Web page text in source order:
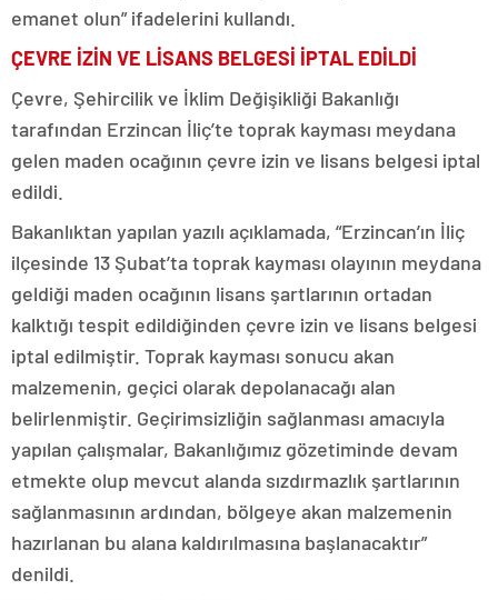
emanet olun” ifadelerini kullandı.
ÇEVRE İZİN VE LİSANS BELGESİ İPTAL EDİLDİ
Çevre, Şehircilik ve İklim Değişikliği Bakanlığı
tarafından Erzincan İliç’te toprak kayması meydana
gelen maden ocağının çevre izin ve lisans belgesi iptal
edildi.
Bakanlıktan yapılan yazılı açıklamada, “Erzincan’ın İliç
ilçesinde 13 Şubat’ta toprak kayması olayının meydana
geldiği maden ocağının lisans şartlarının ortadan
kalktığı tespit edildiğinden çevre izin ve lisans belgesi
iptal edilmiştir. Toprak kayması sonucu akan
malzemenin, geçici olarak depolanacağı alan
belirlenmiştir. Geçirimsizliğin sağlanması amacıyla
yapılan çalışmalar, Bakanlığımız gözetiminde devam
etmekte olup mevcut alanda sızdırmazlık şartlarının
sağlanmasının ardından, bölgeye akan malzemenin
hazırlanan bu alana kaldırılmasına başlanacaktır”
denildi.